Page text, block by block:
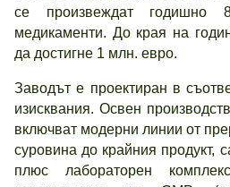
се произвеждат годишно
медикаменти. До края на
да достигне 1 млн. евро.
Заводът е проектиран в
изисквания. Освен
включват модерни линии от
суровина до крайния продукт,
плюс лабораторен